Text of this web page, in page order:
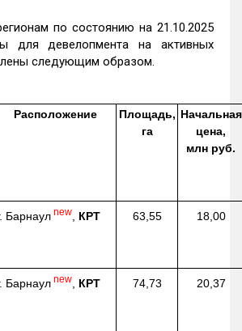
по состоянию на 21.10.2025
для девелопмента на активных
следующим образом.
Расположение
Площадь,
га
Начальная
цена,
млн руб.
Барнаул new КРТ 63,55 18,00
Барнаул new КРТ 74,73 20,37